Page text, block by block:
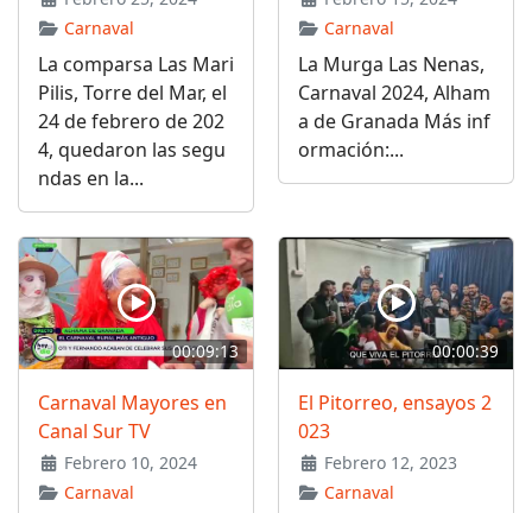
Carnaval
La comparsa Las Mari
Pilis, Torre del Mar, el
24 de febrero de 202
4, quedaron las segu
ndas en la...
Carnaval
La Murga Las Nenas,
Carnaval 2024, Alham
a de Granada Más inf
ormación:...
00:09:13
Carnaval Mayores en
Canal Sur TV
Febrero 10, 2024
Carnaval
00:00:39
El Pitorreo, ensayos 2
023
Febrero 12, 2023
Carnaval